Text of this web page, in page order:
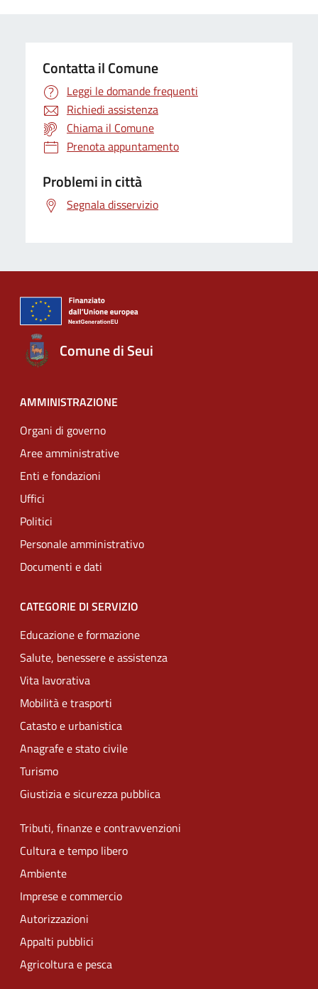
Contatta il Comune
Leggi le domande frequenti
Richiedi assistenza
Chiama il Comune
Prenota appuntamento
Problemi in città
Segnala disservizio
Comune di Seui
AMMINISTRAZIONE
Organi di governo
Aree amministrative
Enti e fondazioni
Uffici
Politici
Personale amministrativo
Documenti e dati
CATEGORIE DI SERVIZIO
Educazione e formazione
Salute, benessere e assistenza
Vita lavorativa
Mobilità e trasporti
Catasto e urbanistica
Anagrafe e stato civile
Turismo
Giustizia e sicurezza pubblica
Tributi, finanze e contravvenzioni
Cultura e tempo libero
Ambiente
Imprese e commercio
Autorizzazioni
Appalti pubblici
Agricoltura e pesca